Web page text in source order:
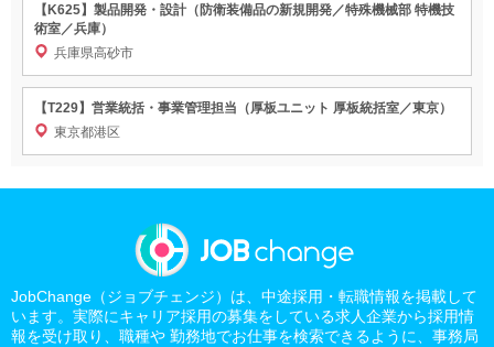
【K625】製品開発・設計（防衛装備品の新規開発／特殊機械部 特機技
術室／兵庫）
兵庫県高砂市
【T229】営業統括・事業管理担当（厚板ユニット 厚板統括室／東京）
東京都港区
JobChange（ジョブチェンジ）は、中途採用・転職情報を掲載して
います。実際にキャリア採用の募集をしている求人企業から採用情
報を受け取り、職種や 勤務地でお仕事を検索できるように、事務局